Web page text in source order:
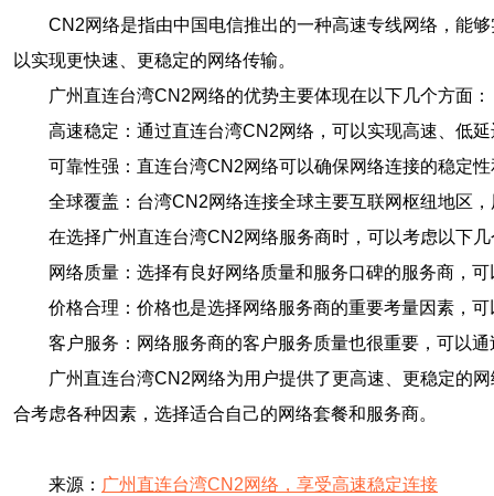
CN2网络是指由中国电信推出的一种高速专线网络，能
以实现更快速、更稳定的网络传输。
广州直连台湾CN2网络的优势主要体现在以下几个方面：
高速稳定：通过直连台湾CN2网络，可以实现高速、低
可靠性强：直连台湾CN2网络可以确保网络连接的稳定
全球覆盖：台湾CN2网络连接全球主要互联网枢纽地区
在选择广州直连台湾CN2网络服务商时，可以考虑以下
网络质量：选择有良好网络质量和服务口碑的服务商，
价格合理：价格也是选择网络服务商的重要考量因素，
客户服务：网络服务商的客户服务质量也很重要，可以
广州直连台湾CN2网络为用户提供了更高速、更稳定的
合考虑各种因素，选择适合自己的网络套餐和服务商。
来源： 广州直连台湾CN2网络，享受高速稳定连接